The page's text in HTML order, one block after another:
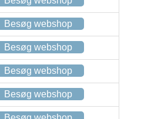
Besøg webshop
Besøg webshop
Besøg webshop
Besøg webshop